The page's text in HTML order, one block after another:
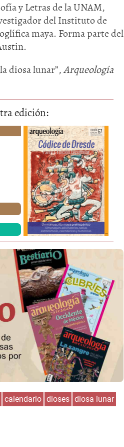
y Letras de la UNAM,
del Instituto de
maya. Forma parte del
diosa lunar”,Arqueología
edición:
calendario dioses diosa lunar